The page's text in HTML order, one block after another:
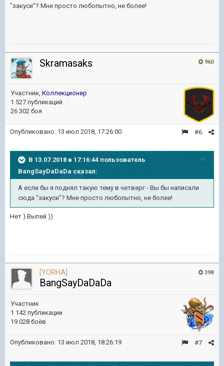
"закуси"? Мне просто любопытно, не более!
960
Skramasaks
Участник, Коллекционер
1 527 публикаций
26 302 боя
#6
Опубликовано: 13 июл 2018, 17:26:00
В 13.07.2018 в 17:16:44 пользователь
BangSayDaDaDaсказал:
А если бы я поднял такую тему в четверг - Вы бы написали
сюда "закуси"? Мне просто любопытно, не более!
Нет ) Выпей ))
398
[YORHA]
BangSayDaDaDa
Участник
1 142 публикации
19 028 боёв
#7
Опубликовано: 13 июл 2018, 18:26:19